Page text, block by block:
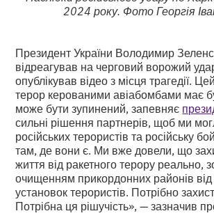
2024 року. Фото Георгія
Президент України Володимир
відреагував на черговий ворожий
опублікував відео з місця трагедії.
терор керованими авіабомбами має
може бути зупинений, запевняє
сильні рішення партнерів, щоб ми
російських терористів та російську
там, де вони є. Ми вже довели, що
життя від ракетного терору реально,
очищенням прикордонних районів від
установок терористів. Потрібно
Потрібна ця рішучість», — зазначив